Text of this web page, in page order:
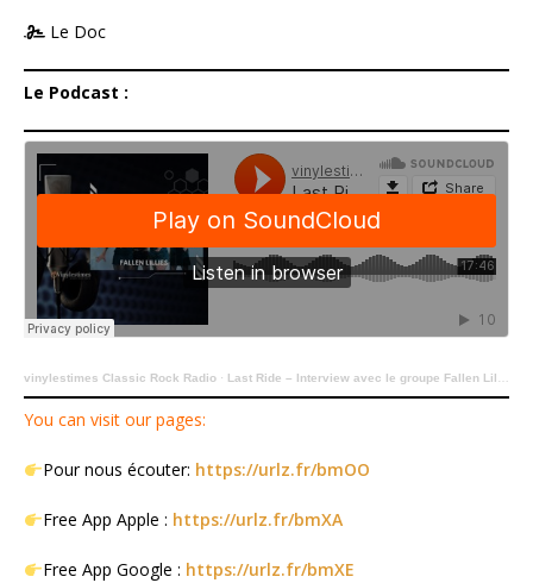
Le Doc
Le Podcast :
vinylestimes Classic Rock Radio · Last Ride – Interview avec le groupe Fallen Lillies par le Doc.
You can visit our pages:
Pour nous écouter: https://urlz.fr/bmOO
Free App Apple : https://urlz.fr/bmXA
Free App Google : https://urlz.fr/bmXE